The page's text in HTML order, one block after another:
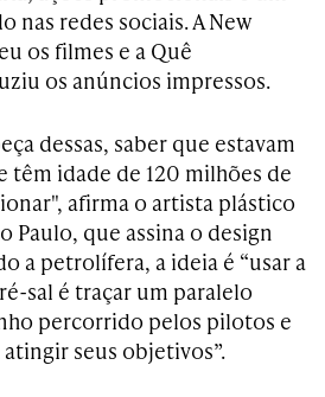
nas redes sociais. A New
os filmes e a Quê
os anúncios impressos.
dessas, saber que estavam
têm idade de 120 milhões de
afirma o artista plástico
Paulo, que assina o design
a petrolífera, a ideia é “usar a
sal é traçar um paralelo
percorrido pelos pilotos e
seus objetivos”.